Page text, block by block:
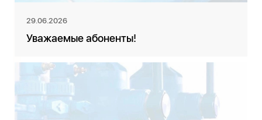
29.06.2026
Уважаемые абоненты!